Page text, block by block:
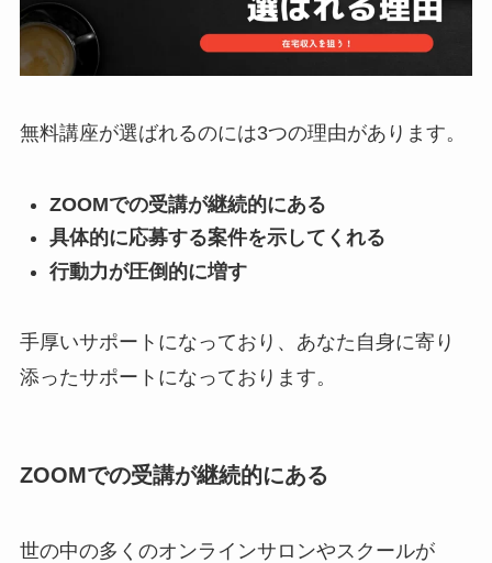
無料講座が選ばれるのには3つの理由があります。
ZOOMでの受講が継続的にある
具体的に応募する案件を示してくれる
行動力が圧倒的に増す
手厚いサポートになっており、あなた自身に寄り
添ったサポートになっております。
ZOOMでの受講が継続的にある
世の中の多くのオンラインサロンやスクールが